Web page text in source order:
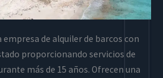
empresa de alquiler de barcos con
proporcionando servicios de
más de 15 años. Ofrecen una